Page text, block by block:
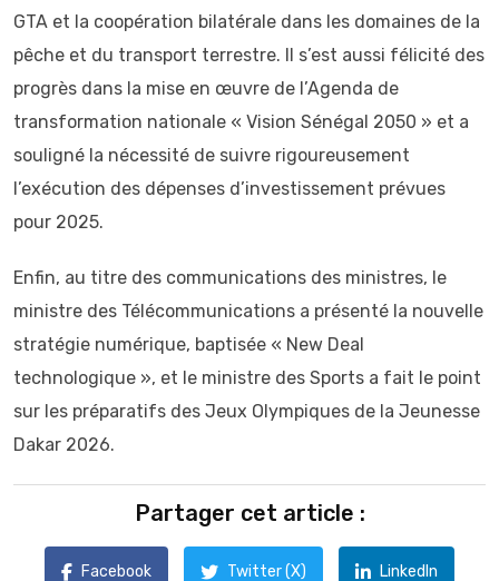
GTA et la coopération bilatérale dans les domaines de la
pêche et du transport terrestre. Il s’est aussi félicité des
progrès dans la mise en œuvre de l’Agenda de
transformation nationale « Vision Sénégal 2050 » et a
souligné la nécessité de suivre rigoureusement
l’exécution des dépenses d’investissement prévues
pour 2025.
Enfin, au titre des communications des ministres, le
ministre des Télécommunications a présenté la nouvelle
stratégie numérique, baptisée « New Deal
technologique », et le ministre des Sports a fait le point
sur les préparatifs des Jeux Olympiques de la Jeunesse
Dakar 2026.
Partager cet article :
Facebook Twitter (X) LinkedIn